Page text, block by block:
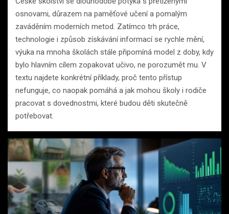
osnovami, důrazem na paměťové učení a pomalým
zaváděním moderních metod. Zatímco trh práce,
technologie i způsob získávání informací se rychle mění,
výuka na mnoha školách stále připomíná model z doby, kdy
bylo hlavním cílem zopakovat učivo, ne porozumět mu. V
textu najdete konkrétní příklady, proč tento přístup
nefunguje, co naopak pomáhá a jak mohou školy i rodiče
pracovat s dovednostmi, které budou děti skutečně
potřebovat.